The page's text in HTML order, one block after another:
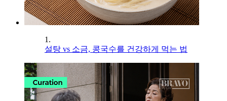
1.
설탕 vs 소금, 콩국수를 건강하게 먹는 법